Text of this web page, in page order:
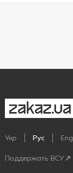
Укр Рус Eng
Поддержать ВСУ